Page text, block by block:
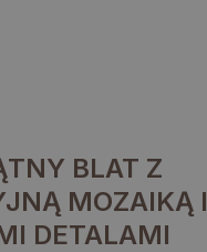
BLAT Z
MOZAIKĄ I
DETALAMI